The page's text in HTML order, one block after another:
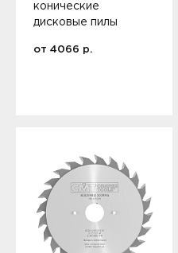
конические
дисковые пилы
от 4066 р.